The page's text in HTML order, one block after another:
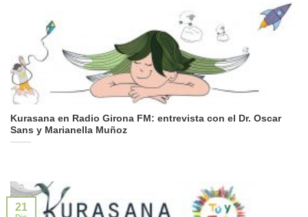
Kurasana en Radio Girona FM: entrevista con el Dr. Oscar
Sans y Marianella Muñoz
21